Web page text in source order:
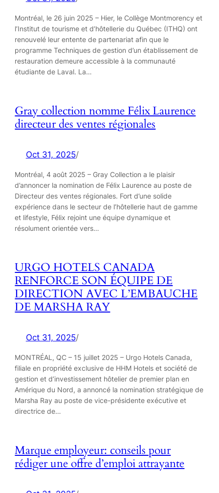
Montréal, le 26 juin 2025 – Hier, le Collège Montmorency et
l’Institut de tourisme et d’hôtellerie du Québec (ITHQ) ont
renouvelé leur entente de partenariat afin que le
programme Techniques de gestion d’un établissement de
restauration demeure accessible à la communauté
étudiante de Laval. La…
Gray collection nomme Félix Laurence
directeur des ventes régionales
Oct 31, 2025/
Montréal, 4 août 2025 – Gray Collection a le plaisir
d’annoncer la nomination de Félix Laurence au poste de
Directeur des ventes régionales. Fort d’une solide
expérience dans le secteur de l’hôtellerie haut de gamme
et lifestyle, Félix rejoint une équipe dynamique et
résolument orientée vers…
URGO HOTELS CANADA
RENFORCE SON ÉQUIPE DE
DIRECTION AVEC L’EMBAUCHE
DE MARSHA RAY
Oct 31, 2025/
MONTRÉAL, QC – 15 juillet 2025 – Urgo Hotels Canada,
filiale en propriété exclusive de HHM Hotels et société de
gestion et d’investissement hôtelier de premier plan en
Amérique du Nord, a annoncé la nomination stratégique de
Marsha Ray au poste de vice-présidente exécutive et
directrice de…
Marque employeur: conseils pour
rédiger une offre d’emploi attrayante